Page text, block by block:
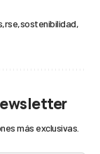
rse sostenibilidad
más exclusivas.